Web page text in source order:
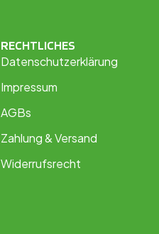
RECHTLICHES
Datenschutzerklärung
Impressum
AGBs
Zahlung & Versand
Widerrufsrecht